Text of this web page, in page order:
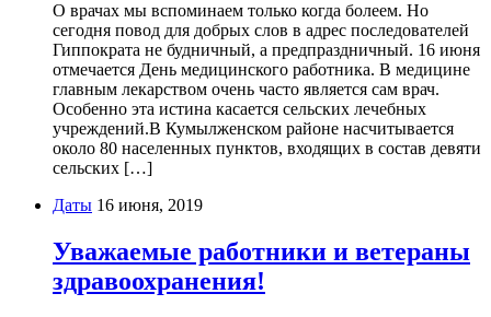
О врачах мы вспоминаем только когда болеем. Но
сегодня повод для добрых слов в адрес последователей
Гиппократа не будничный, а предпраздничный. 16 июня
отмечается День медицинского работника. В медицине
главным лекарством очень часто является сам врач.
Особенно эта истина касается сельских лечебных
учреждений.В Кумылженском районе насчитывается
около 80 населенных пунктов, входящих в состав девяти
сельских […]
Даты 16 июня, 2019
Уважаемые работники и ветераны
здравоохранения!